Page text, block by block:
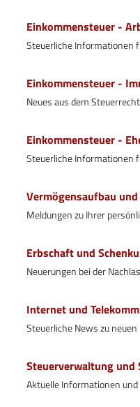
Einkommensteuer -
Steuerliche Informationen
Einkommensteuer -
Neues aus dem
Einkommensteuer -
Steuerliche Informationen
Vermögensaufbau
Meldungen zu Ihrer
Erbschaft und
Neuerungen bei der
Internet und
Steuerliche News zu neuen
Steuerverwaltung und
Aktuelle Informationen und